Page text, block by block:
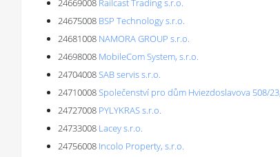
24669008 Railcast Trading s.r.o.
24675008 BSP Technology s.r.o.
24681008 NAMORA GROUP s.r.o.
24698008 MobileCom System, s.r.o.
24704008SAB servis s.r.o.
24710008Společenství pro dům Hviezdoslavova 508/
24727008 PYLYKRAS s.r.o.
24733008 Lacey s.r.o.
24756008 Incolo Property, s.r.o.